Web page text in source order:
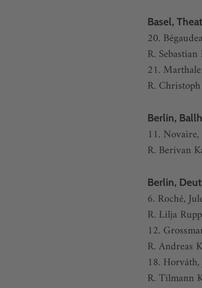
Basel,
20.
R.
21.
R.
Berlin,
11.
R. Berivan
Berlin,
6. Roché,
R. Lilja
12.
R. Andreas
18.
R. Tilmann